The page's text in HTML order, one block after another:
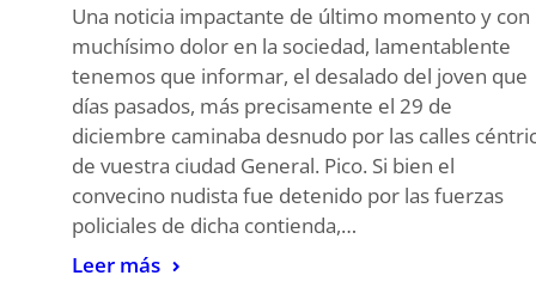
Una noticia impactante de último momento y con
muchísimo dolor en la sociedad, lamentablente
tenemos que informar, el desalado del joven que
días pasados, más precisamente el 29 de
diciembre caminaba desnudo por las calles
de vuestra ciudad General. Pico. Si bien el
convecino nudista fue detenido por las fuerzas
policiales de dicha contienda,…
Leer más